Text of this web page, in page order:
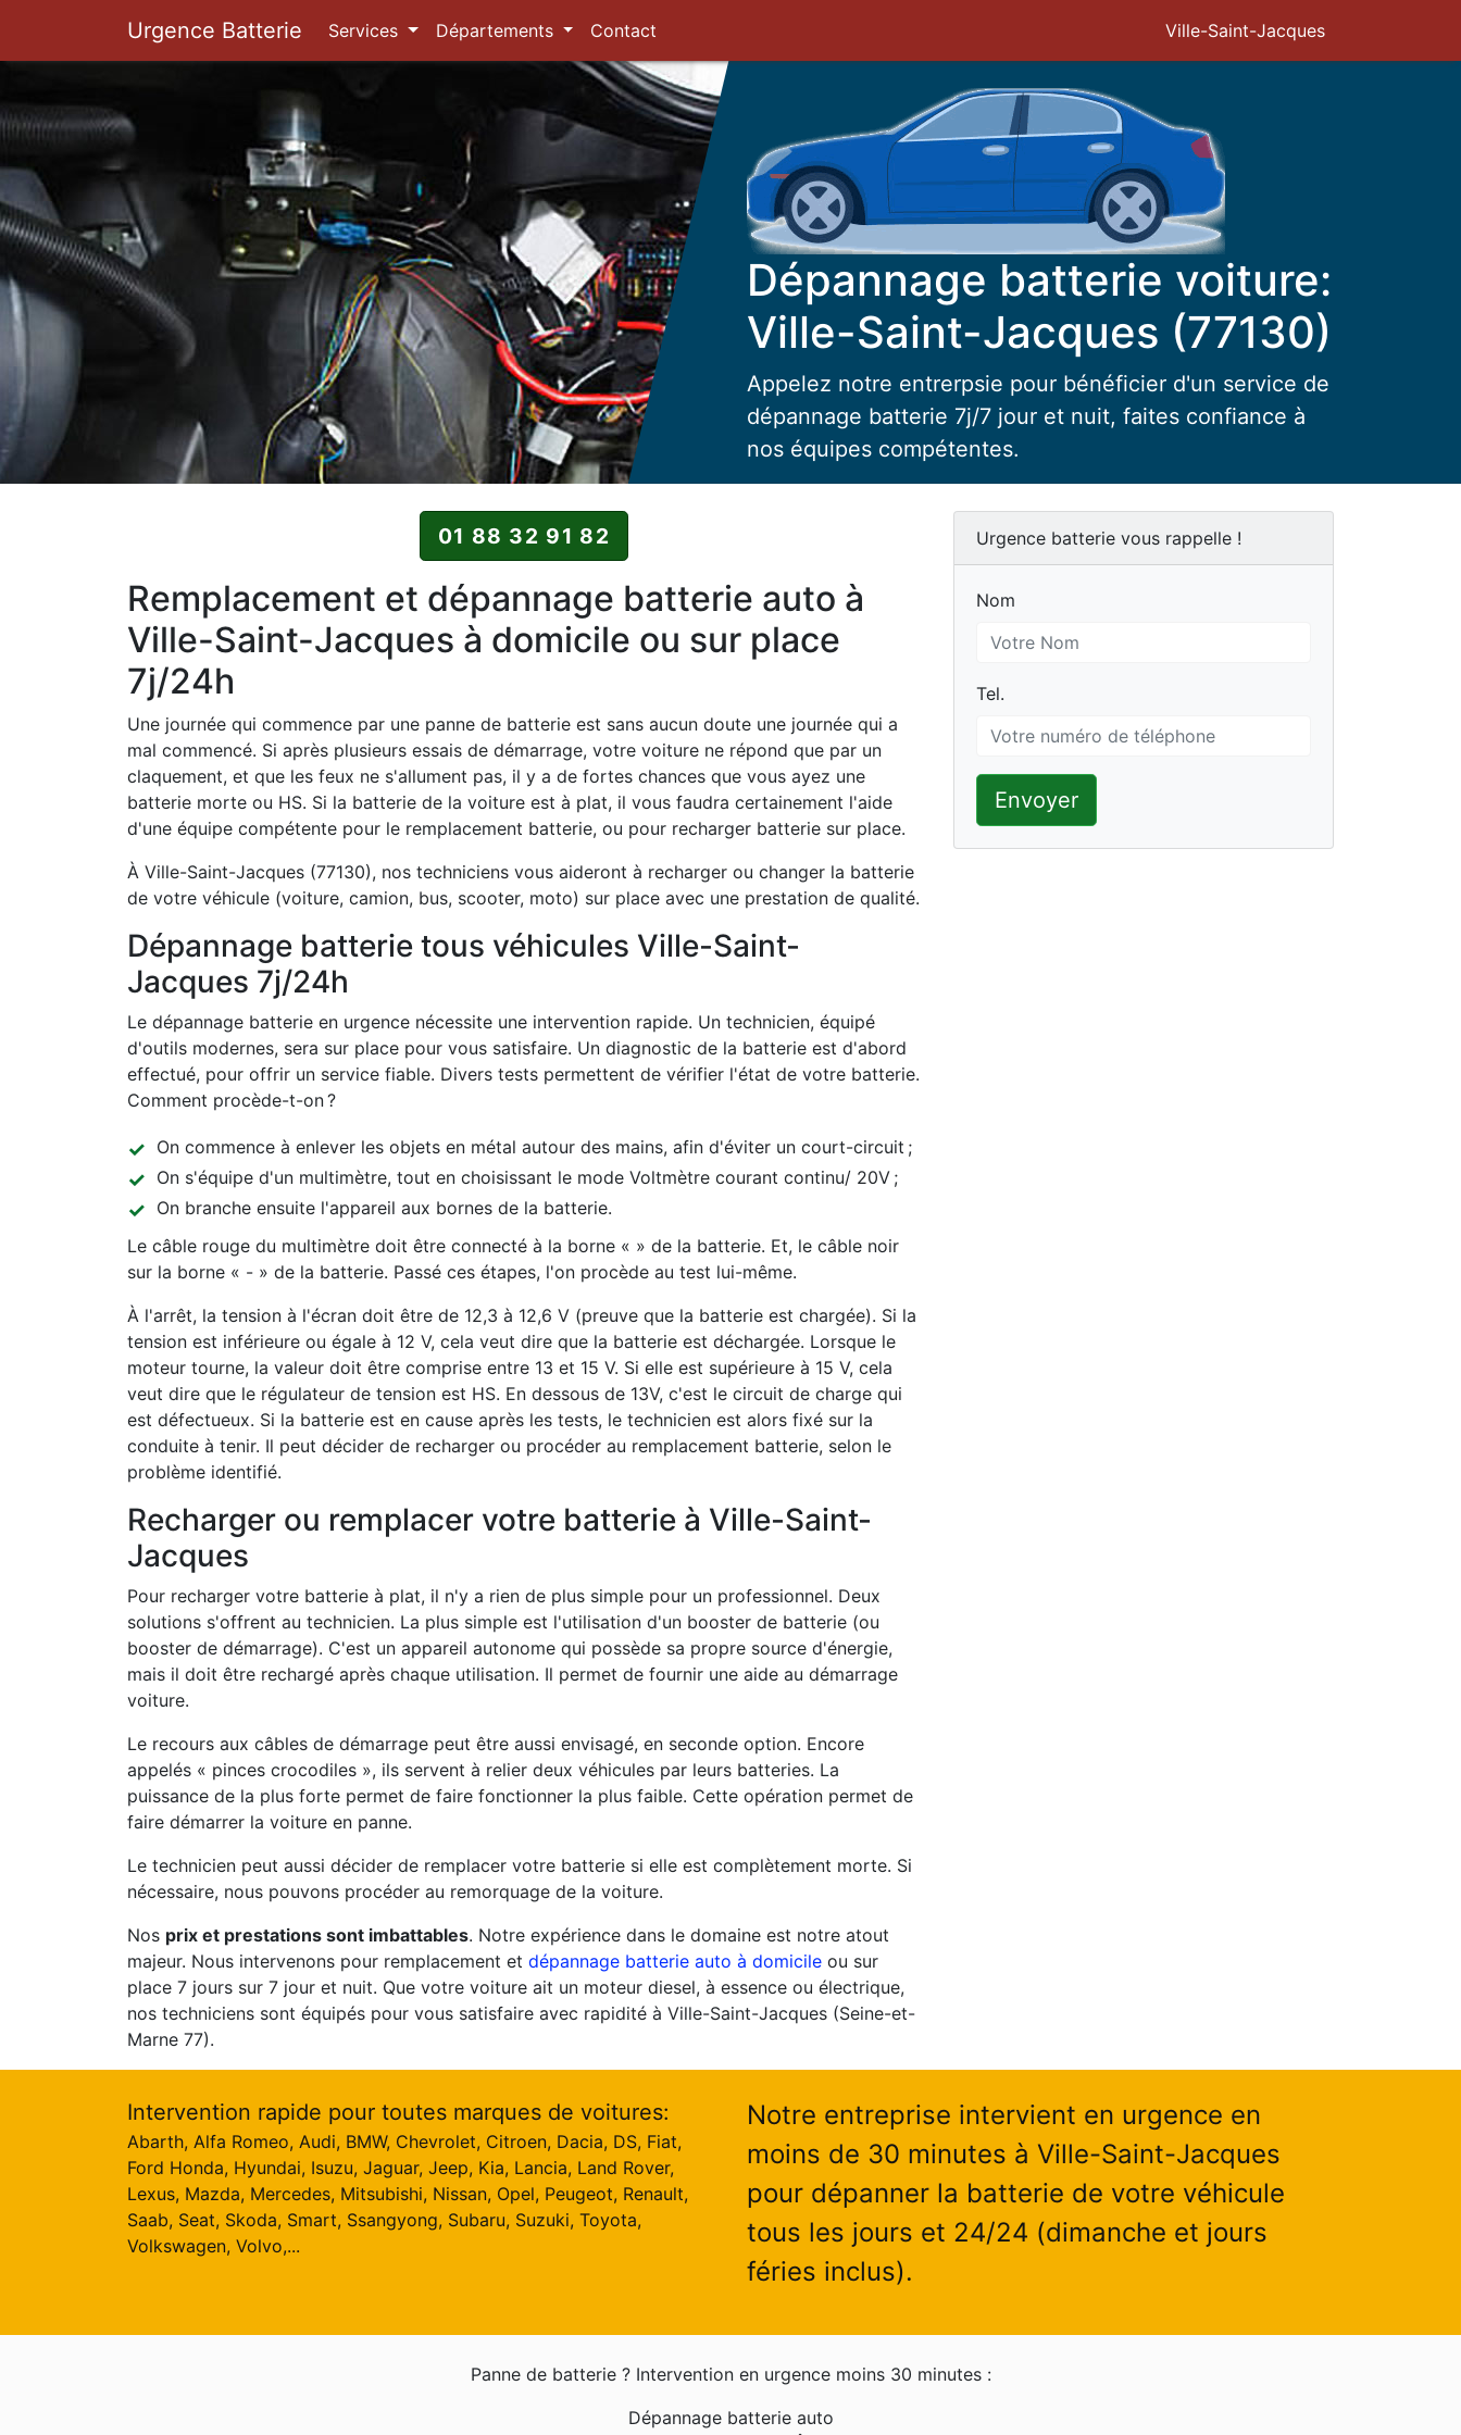
Urgence Batterie Services Départements Contact Ville-Saint-Jacques
Dépannage batterie voiture:
Ville-Saint-Jacques (77130)
Appelez notre entrerpsie pour bénéficier d'un service de
dépannage batterie 7j/7 jour et nuit, faites confiance à
nos équipes compétentes.
01 88 32 91 82
Remplacement et dépannage batterie auto à
Ville-Saint-Jacques à domicile ou sur place
7j/24h
Une journée qui commence par une panne de batterie est sans aucun doute une journée qui a
mal commencé. Si après plusieurs essais de démarrage, votre voiture ne répond que par un
claquement, et que les feux ne s'allument pas, il y a de fortes chances que vous ayez une
batterie morte ou HS. Si la batterie de la voiture est à plat, il vous faudra certainement l'aide
d'une équipe compétente pour le remplacement batterie, ou pour recharger batterie sur place.
À Ville-Saint-Jacques (77130), nos techniciens vous aideront à recharger ou changer la batterie
de votre véhicule (voiture, camion, bus, scooter, moto) sur place avec une prestation de qualité.
Dépannage batterie tous véhicules Ville-Saint-
Jacques 7j/24h
Le dépannage batterie en urgence nécessite une intervention rapide. Un technicien, équipé
d'outils modernes, sera sur place pour vous satisfaire. Un diagnostic de la batterie est d'abord
effectué, pour offrir un service fiable. Divers tests permettent de vérifier l'état de votre batterie.
Comment procède-t-on ?
On commence à enlever les objets en métal autour des mains, afin d'éviter un court-circuit ;
On s'équipe d'un multimètre, tout en choisissant le mode Voltmètre courant continu/ 20V ;
On branche ensuite l'appareil aux bornes de la batterie.
Le câble rouge du multimètre doit être connecté à la borne « » de la batterie. Et, le câble noir
sur la borne « - » de la batterie. Passé ces étapes, l'on procède au test lui-même.
À l'arrêt, la tension à l'écran doit être de 12,3 à 12,6 V (preuve que la batterie est chargée). Si la
tension est inférieure ou égale à 12 V, cela veut dire que la batterie est déchargée. Lorsque le
moteur tourne, la valeur doit être comprise entre 13 et 15 V. Si elle est supérieure à 15 V, cela
veut dire que le régulateur de tension est HS. En dessous de 13V, c'est le circuit de charge qui
est défectueux. Si la batterie est en cause après les tests, le technicien est alors fixé sur la
conduite à tenir. Il peut décider de recharger ou procéder au remplacement batterie, selon le
problème identifié.
Recharger ou remplacer votre batterie à Ville-Saint-
Jacques
Pour recharger votre batterie à plat, il n'y a rien de plus simple pour un professionnel. Deux
solutions s'offrent au technicien. La plus simple est l'utilisation d'un booster de batterie (ou
booster de démarrage). C'est un appareil autonome qui possède sa propre source d'énergie,
mais il doit être rechargé après chaque utilisation. Il permet de fournir une aide au démarrage
voiture.
Le recours aux câbles de démarrage peut être aussi envisagé, en seconde option. Encore
appelés « pinces crocodiles », ils servent à relier deux véhicules par leurs batteries. La
puissance de la plus forte permet de faire fonctionner la plus faible. Cette opération permet de
faire démarrer la voiture en panne.
Le technicien peut aussi décider de remplacer votre batterie si elle est complètement morte. Si
nécessaire, nous pouvons procéder au remorquage de la voiture.
Nos prix et prestations sont imbattables. Notre expérience dans le domaine est notre atout
majeur. Nous intervenons pour remplacement et dépannage batterie auto à domicile ou sur
place 7 jours sur 7 jour et nuit. Que votre voiture ait un moteur diesel, à essence ou électrique,
nos techniciens sont équipés pour vous satisfaire avec rapidité à Ville-Saint-Jacques (Seine-et-
Marne 77).
Urgence batterie vous rappelle !
Nom
Nom
Tel.
Tel.
Envoyer
Intervention rapide pour toutes marques de voitures:
Abarth, Alfa Romeo, Audi, BMW, Chevrolet, Citroen, Dacia, DS, Fiat,
Ford Honda, Hyundai, Isuzu, Jaguar, Jeep, Kia, Lancia, Land Rover,
Lexus, Mazda, Mercedes, Mitsubishi, Nissan, Opel, Peugeot, Renault,
Saab, Seat, Skoda, Smart, Ssangyong, Subaru, Suzuki, Toyota,
Volkswagen, Volvo,...
Notre entreprise intervient en urgence en
moins de 30 minutes à Ville-Saint-Jacques
pour dépanner la batterie de votre véhicule
tous les jours et 24/24 (dimanche et jours
féries inclus).
Panne de batterie ? Intervention en urgence moins 30 minutes :
Dépannage batterie auto